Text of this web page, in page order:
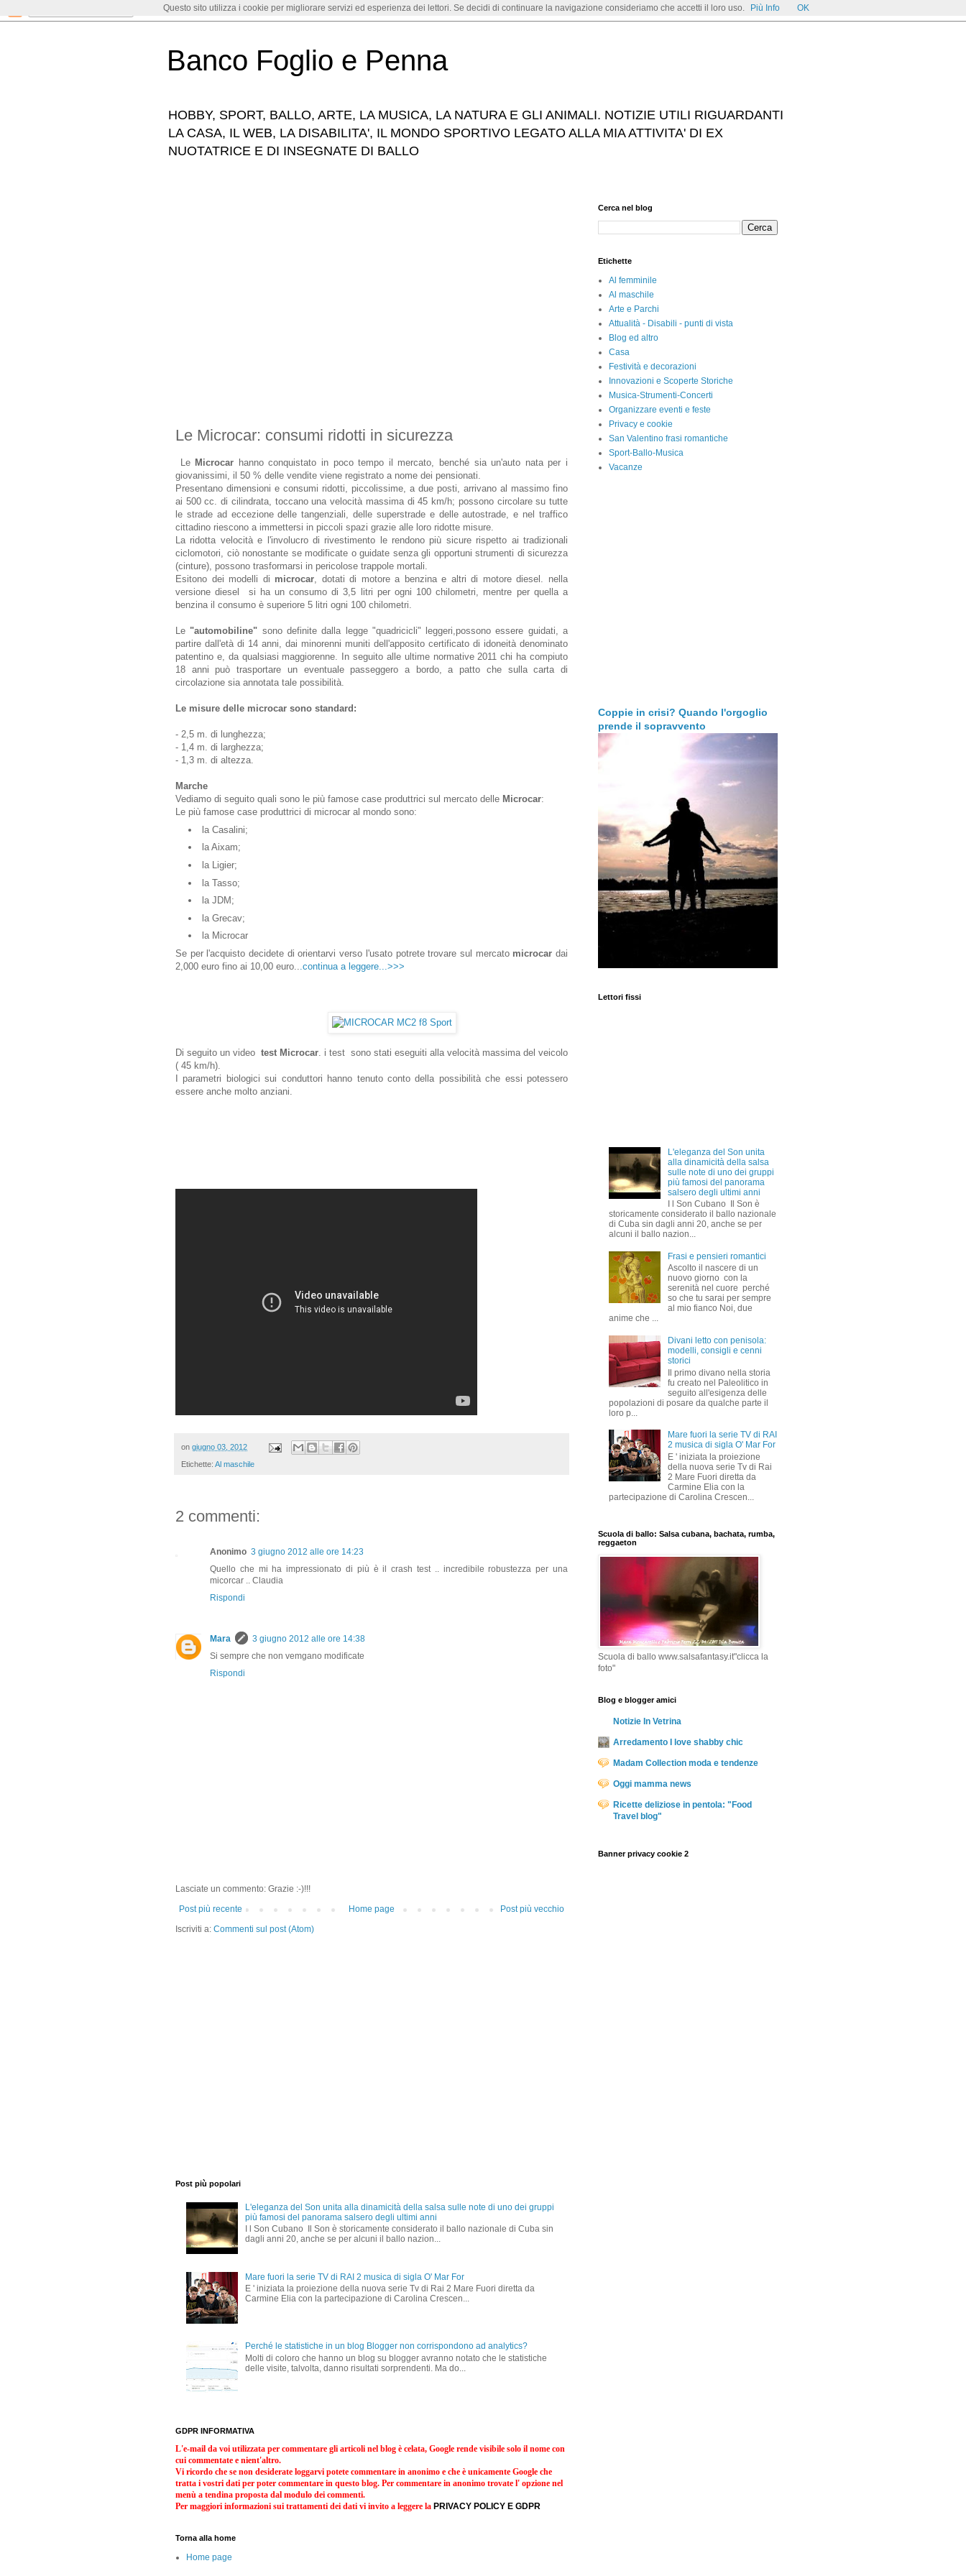
Banco Foglio e Penna
HOBBY, SPORT, BALLO, ARTE, LA MUSICA, LA NATURA E GLI ANIMALI. NOTIZIE UTILI RIGUARDANTI
LA CASA, IL WEB, LA DISABILITA', IL MONDO SPORTIVO LEGATO ALLA MIA ATTIVITA' DI EX
NUOTATRICE E DI INSEGNATE DI BALLO
Le Microcar: consumi ridotti in sicurezza
LeMicrocar hanno conquistato in poco tempo il mercato, benché sia un'auto nata per i
giovanissimi, il 50 % delle vendite viene registrato a nome dei pensionati.
Presentano dimensioni e consumi ridotti, piccolissime, a due posti, arrivano al massimo fino
ai 500 cc. di cilindrata, toccano una velocità massima di 45 km/h; possono circolare su tutte
le strade ad eccezione delle tangenziali, delle superstrade e delle autostrade, e nel traffico
cittadino riescono a immettersi in piccoli spazi grazie alle loro ridotte misure.
La ridotta velocità e l'involucro di rivestimento le rendono più sicure rispetto ai tradizionali
ciclomotori, ciò nonostante se modificate o guidate senza gli opportuni strumenti di sicurezza
(cinture), possono trasformarsi in pericolose trappole mortali.
Esitono dei modelli di microcar, dotati di motore a benzina e altri di motore diesel. nella
versione diesel si ha un consumo di 3,5 litri per ogni 100 chilometri, mentre per quella a
benzina il consumo è superiore 5 litri ogni 100 chilometri.
Le "automobiline" sono definite dalla legge "quadricicli" leggeri,possono essere guidati, a
partire dall'età di 14 anni, dai minorenni muniti dell'apposito certificato di idoneità denominato
patentino e, da qualsiasi maggiorenne. In seguito alle ultime normative 2011 chi ha compiuto
18 anni può trasportare un eventuale passeggero a bordo, a patto che sulla carta di
circolazione sia annotata tale possibilità.
Le misure delle microcar sono standard:
- 2,5 m. di lunghezza;
- 1,4 m. di larghezza;
- 1,3 m. di altezza.
Marche
Vediamo di seguito quali sono le più famose case produttrici sul mercato delle Microcar:
Le più famose case produttrici di microcar al mondo sono:
la Casalini;
la Aixam;
la Ligier;
la Tasso;
la JDM;
la Grecav;
la Microcar
Se per l'acquisto decidete di orientarvi verso l'usato potrete trovare sul mercatomicrocardai
2,000 euro fino ai 10,00 euro..
.continua a leggere...>>>
Di seguito un video test Microcar . i test sono stati eseguiti alla velocità massima del veicolo
( 45 km/h).
I parametri biologici sui conduttori hanno tenuto conto della possibilità che essi potessero
essere anche molto anziani.
on giugno 03, 2012
Etichette: Al maschile
2 commenti:
Anonimo 3 giugno 2012 alle ore 14:23
Quello che mi ha impressionato di più è il crash test .. incredibile robustezza per una
micorcar .. Claudia
Rispondi
Mara
3 giugno 2012 alle ore 14:38
Si sempre che non vemgano modificate
Rispondi
Lasciate un commento: Grazie :-)!!!
Post più recente
Post più vecchio
Home page
Iscriviti a: Commenti sul post (Atom)
Post più popolari
L'eleganza del Son unita alla dinamicità della salsa sulle note di uno dei gruppi
più famosi del panorama salsero degli ultimi anni
I l Son Cubano Il Son è storicamente considerato il ballo nazionale di Cuba sin
dagli anni 20, anche se per alcuni il ballo nazion...
Mare fuori la serie TV di RAI 2 musica di sigla O' Mar For
E ' iniziata la proiezione della nuova serie Tv di Rai 2 Mare Fuori diretta da
Carmine Elia con la partecipazione di Carolina Crescen...
Perché le statistiche in un blog Blogger non corrispondono ad analytics?
Molti di coloro che hanno un blog su blogger avranno notato che le statistiche
delle visite, talvolta, danno risultati sorprendenti. Ma do...
GDPR INFORMATIVA
L'e-mail da voi utilizzata per commentare gli articoli nel blog è celata, Google rende visibile solo il nome con
cui commentate e nient'altro.
Vi ricordo che se non desiderate loggarvi potete commentare in anonimo e che è unicamente Google che
tratta i vostri dati per poter commentare in questo blog. Per commentare in anonimo trovate l' opzione nel
menù a tendina proposta dal modulo dei commenti.
Per maggiori informazioni sui trattamenti dei dati vi invito a leggere la PRIVACY POLICY E GDPR
Torna alla home
Home page
Cerca nel blog
Etichette
Al femminile
Al maschile
Arte e Parchi
Attualità - Disabili - punti di vista
Blog ed altro
Casa
Festività e decorazioni
Innovazioni e Scoperte Storiche
Musica-Strumenti-Concerti
Organizzare eventi e feste
Privacy e cookie
San Valentino frasi romantiche
Sport-Ballo-Musica
Vacanze
Coppie in crisi? Quando l'orgoglio
prende il sopravvento
Lettori fissi
L'eleganza del Son unita
alla dinamicità della salsa
sulle note di uno dei gruppi
più famosi del panorama
salsero degli ultimi anni
I l Son Cubano Il Son è
storicamente considerato il ballo nazionale
di Cuba sin dagli anni 20, anche se per
alcuni il ballo nazion...
Frasi e pensieri romantici
Ascolto il nascere di un
nuovo giorno con la
serenità nel cuore perché
so che tu sarai per sempre
al mio fianco Noi, due
anime che ...
Divani letto con penisola:
modelli, consigli e cenni
storici
Il primo divano nella storia
fu creato nel Paleolitico in
seguito all'esigenza delle
popolazioni di posare da qualche parte il
loro p...
Mare fuori la serie TV di RAI
2 musica di sigla O' Mar For
E ' iniziata la proiezione
della nuova serie Tv di Rai
2 Mare Fuori diretta da
Carmine Elia con la
partecipazione di Carolina Crescen...
Scuola di ballo: Salsa cubana, bachata, rumba,
reggaeton
Scuola di ballo www.salsafantasy.it"clicca la
foto"
Blog e blogger amici
Notizie In Vetrina
Arredamento I love shabby chic
Madam Collection moda e tendenze
Oggi mamma news
Ricette deliziose in pentola: "Food
Travel blog"
Banner privacy cookie 2
Questo sito utilizza i cookie per migliorare servizi ed esperienza dei lettori. Se decidi di continuare la navigazione consideriamo che accetti il loro uso. Più Info OK